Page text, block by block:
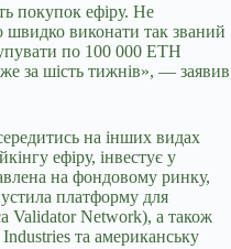
покупок ефіру. Не
виконати так званий
по 100 000 ETH
за шість тижнів», — заявив
на інших видах
ефіру, інвестує у
на фондовому ринку,
платформу для
Validator Network), а також
та американську